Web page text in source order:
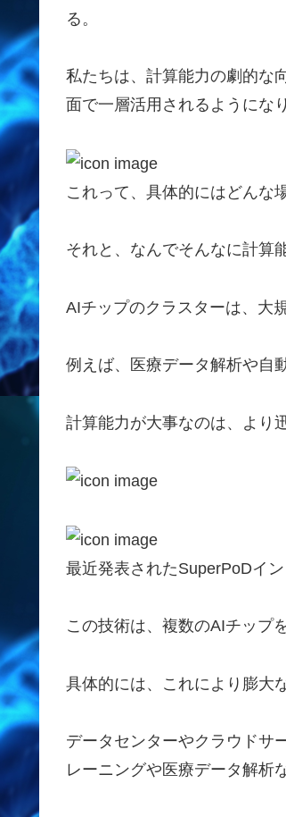
る。
私たちは、計算能力の劇的な
面で一層活用されるようにな
これって、具体的にはどんな
それと、なんでそんなに計算
AIチップのクラスターは、大
例えば、医療データ解析や自
計算能力が大事なのは、より
最近発表されたSuperPoDイ
この技術は、複数のAIチップ
具体的には、これにより膨大
データセンターやクラウドサ
レーニングや医療データ解析